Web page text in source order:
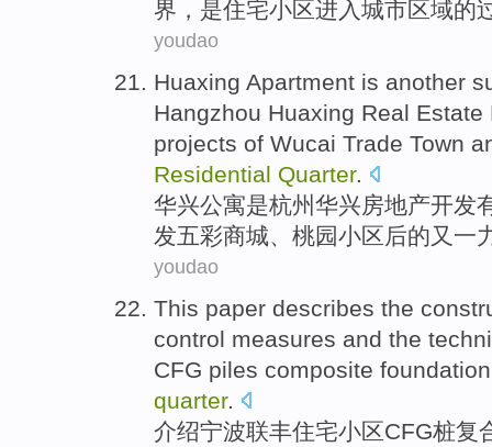
界 ，是住宅小区进入城市区域的
youdao
Huaxing Apartment is another
Hangzhou Huaxing Real Estate
projects of Wucai Trade Town
Residential Quarter.
华兴公寓是杭州华兴房地产开发
发五彩商城、桃园小区后的又 一
youdao
This paper describes the
control measures and the
CFG piles composite foundation
quarter.
介绍宁波联丰住宅小区CFG桩复